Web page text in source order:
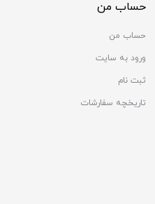
حساب من
حساب من
ورود به سایت
ثبت نام
تاریخچه سفارشات